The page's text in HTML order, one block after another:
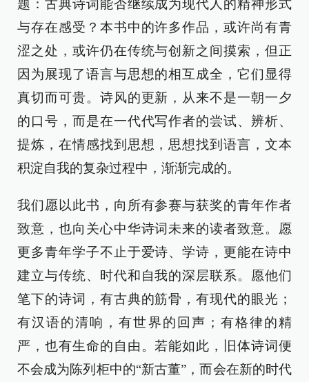
题：古典诗词能否继续成为现代人的精神形式
与存在感受？本书中的许多作品，或许尚有青
涩之处，或许仍在传统与创新之间摸索，但正
因为展现了语言与思想的相互成全，它们显得
真切而可贵。诗风的更新，从来不是一朝一夕
的口号，而是在一代代写作者的尝试、辨析、
提炼，在情感找到思想，思想找到语言，文本
积淀自我的复杂过程中，渐渐完成的。
我们愿以此书，向所有参赛与获奖的青年作者
致意，也向关心中华诗词未来的读者致意。愿
更多青年学子不止于爱诗、学诗，更能在诗中
建立与传统、时代和自我的深层联系。愿他们
笔下的诗词，有古典的筋骨，有现代的眼光；
有汉语的清响，有世界的回声；有格律的精
严，也有生命的自由。若能如此，旧体诗词便
不会成为陈列柜中的“新古董”，而会在新的时代